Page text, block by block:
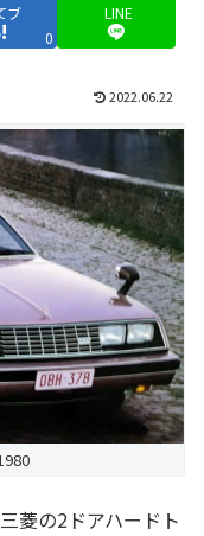
ブ
0
LINE
2022.06.22
菱の2ドアハードト